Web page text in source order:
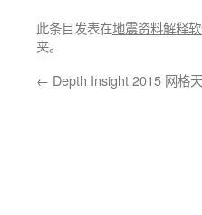
此条目发表在地震资料解释
夹。
← Depth Insight 2015 网格